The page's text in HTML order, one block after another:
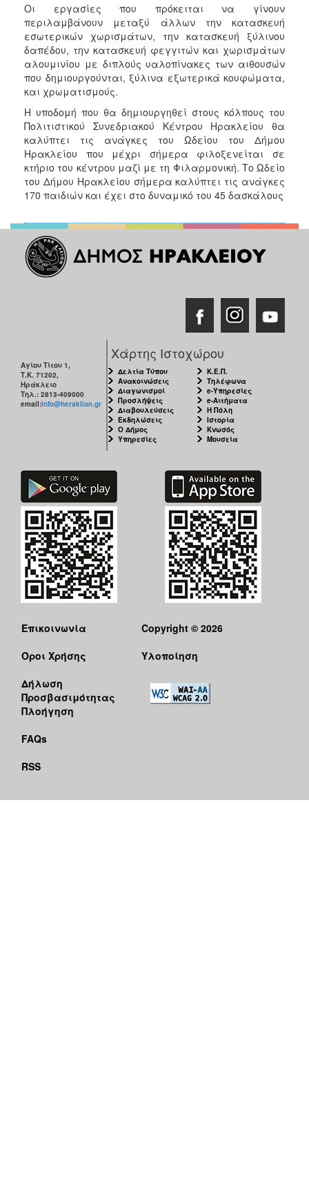
Οι εργασίες που πρόκειται να γίνουν
περιλαμβάνουν μεταξύ άλλων την κατασκευή
εσωτερικών χωρισμάτων, την κατασκευή ξύλινου
δαπέδου, την κατασκευή φεγγιτών και χωρισμάτων
αλουμινίου με διπλούς υαλοπίνακες των αιθουσών
που δημιουργούνται, ξύλινα εξωτερικά κουφώματα,
και χρωματισμούς.
Η υποδομή που θα δημιουργηθεί στους κόλπους του
Πολιτιστικού Συνεδριακού Κέντρου Ηρακλείου θα
καλύπτει τις ανάγκες του Ωδείου του Δήμου
Ηρακλείου που μέχρι σήμερα φιλοξενείται σε
κτήριο του κέντρου μαζί με τη Φιλαρμονική. Το Ωδείο
του Δήμου Ηρακλείου σήμερα καλύπτει τις ανάγκες
170 παιδιών και έχει στο δυναμικό του 45 δασκάλους
Αγίου Τίτου 1,
Τ.Κ. 71202,
Ηράκλειο
Τηλ.: 2813-409000
email:info@heraklion.gr
Χάρτης Ιστοχώρου
Δελτία Τύπου
Ανακοινώσεις
Διαγωνισμοί
Προσλήψεις
Διαβουλεύσεις
Εκδηλώσεις
Ο Δήμος
Υπηρεσίες
Κ.Ε.Π.
Τηλέφωνα
e-Υπηρεσίες
e-Αιτήματα
Η Πόλη
Ιστορία
Κνωσός
Μουσεία
Επικοινωνία
Όροι Χρήσης
Δήλωση
Προσβασιμότητας
Πλοήγηση
FAQs
RSS
Copyright © 2026
Υλοποίηση